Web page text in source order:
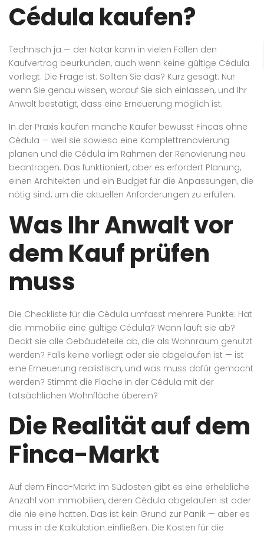
Cédula kaufen?
Technisch ja — der Notar kann in vielen Fällen den
Kaufvertrag beurkunden, auch wenn keine gültige Cédula
vorliegt. Die Frage ist: Sollten Sie das? Kurz gesagt: Nur
wenn Sie genau wissen, worauf Sie sich einlassen, und Ihr
Anwalt bestätigt, dass eine Erneuerung möglich ist.
In der Praxis kaufen manche Käufer bewusst Fincas ohne
Cédula — weil sie sowieso eine Komplettrenovierung
planen und die Cédula im Rahmen der Renovierung neu
beantragen. Das funktioniert, aber es erfordert Planung,
einen Architekten und ein Budget für die Anpassungen, die
nötig sind, um die aktuellen Anforderungen zu erfüllen.
Was Ihr Anwalt vor
dem Kauf prüfen
muss
Die Checkliste für die Cédula umfasst mehrere Punkte: Hat
die Immobilie eine gültige Cédula? Wann läuft sie ab?
Deckt sie alle Gebäudeteile ab, die als Wohnraum genutzt
werden? Falls keine vorliegt oder sie abgelaufen ist — ist
eine Erneuerung realistisch, und was muss dafür gemacht
werden? Stimmt die Fläche in der Cédula mit der
tatsächlichen Wohnfläche überein?
Die Realität auf dem
Finca-Markt
Auf dem Finca-Markt im Südosten gibt es eine erhebliche
Anzahl von Immobilien, deren Cédula abgelaufen ist oder
die nie eine hatten. Das ist kein Grund zur Panik — aber es
muss in die Kalkulation einfließen. Die Kosten für die